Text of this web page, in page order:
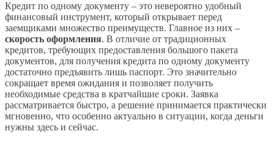
Кредит по одному документу – это невероятно удобный
финансовый инструмент, который открывает перед
заемщиками множество преимуществ. Главное из них –
скорость оформления. В отличие от традиционных
кредитов, требующих предоставления большого пакета
документов, для получения кредита по одному документу
достаточно предъявить лишь паспорт. Это значительно
сокращает время ожидания и позволяет получить
необходимые средства в кратчайшие сроки. Заявка
рассматривается быстро, а решение принимается практически
мгновенно, что особенно актуально в ситуации, когда деньги
нужны здесь и сейчас.